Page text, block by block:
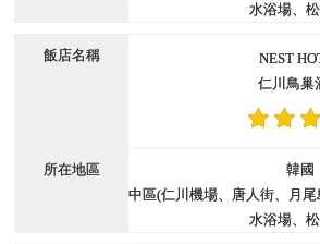
水浴場、
NEST
仁川鳥巢
韓國
中區(仁川機場、唐人街、月
水浴場、